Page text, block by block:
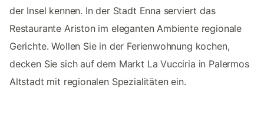
der Insel kennen. In der Stadt Enna serviert das
Restaurante Ariston im eleganten Ambiente regionale
Gerichte. Wollen Sie in der Ferienwohnung kochen,
decken Sie sich auf dem Markt La Vucciria in Palermos
Altstadt mit regionalen Spezialitäten ein.